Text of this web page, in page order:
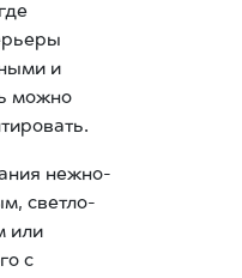
и
можно
нежно-
светло-
или
с